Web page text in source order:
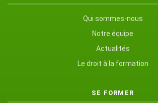
Qui sommes-nous
Notre équipe
Actualités
Le droit à la formation
SE FORMER